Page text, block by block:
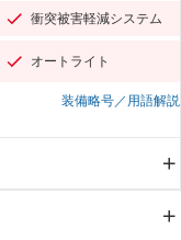
衝突被害軽減システム
オートライト
装備略号／用語解説